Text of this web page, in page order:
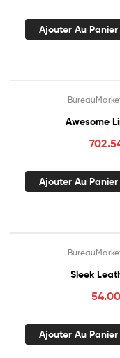
Ajouter Au Panier
Awesome
Ajouter Au Panier
Sleek
54.00
Ajouter Au Panier